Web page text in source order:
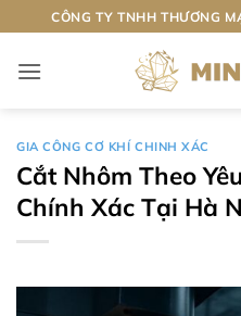
qua
nội
CÔNG TY TNHH THƯƠNG
GIA CÔNG CƠ KHÍ CHINH XÁC
Cắt Nhôm Theo
Chính Xác Tại Hà